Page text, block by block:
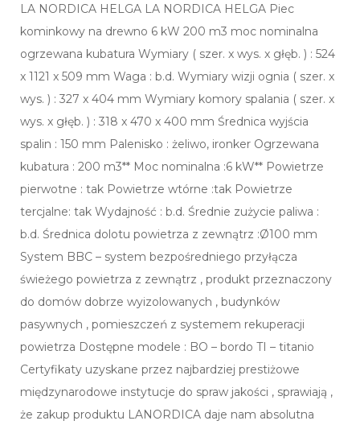
LA NORDICA HELGA LA NORDICA HELGA Piec
kominkowy na drewno 6 kW 200 m3 moc nominalna
ogrzewana kubatura Wymiary ( szer. x wys. x głęb. ) : 524
x 1121 x 509 mm Waga : b.d. Wymiary wizji ognia ( szer. x
wys. ) : 327 x 404 mm Wymiary komory spalania ( szer. x
wys. x głęb. ) : 318 x 470 x 400 mm Średnica wyjścia
spalin : 150 mm Palenisko : żeliwo, ironker Ogrzewana
kubatura : 200 m3** Moc nominalna :6 kW** Powietrze
pierwotne : tak Powietrze wtórne :tak Powietrze
tercjalne: tak Wydajność : b.d. Średnie zużycie paliwa :
b.d. Średnica dolotu powietrza z zewnątrz :Ø100 mm
System BBC – system bezpośredniego przyłącza
świeżego powietrza z zewnątrz , produkt przeznaczony
do domów dobrze wyizolowanych , budynków
pasywnych , pomieszczeń z systemem rekuperacji
powietrza Dostępne modele : BO – bordo TI – titanio
Certyfikaty uzyskane przez najbardziej prestiżowe
międzynarodowe instytucje do spraw jakości , sprawiają ,
że zakup produktu LANORDICA daje nam absolutna